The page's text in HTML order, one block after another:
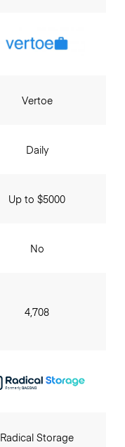
Vertoe
Daily
Up to $5000
No
4,708
Radical Storage